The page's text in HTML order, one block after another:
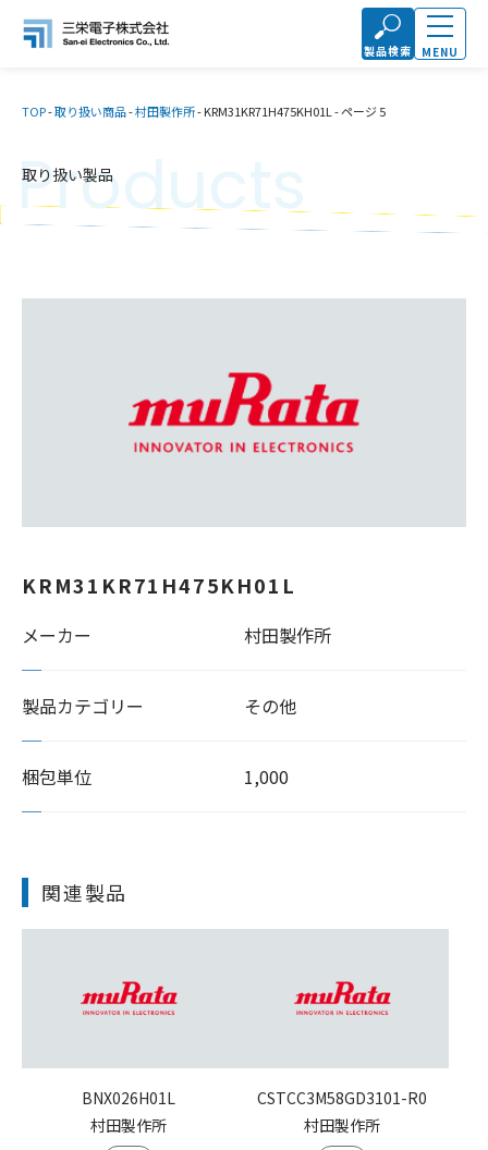
製品検索 MENU
TOP-取り扱い商品-村田製作所-KRM31KR71H475KH01L -ページ 5
取り扱い製品
Products
KRM31KR71H475KH01L
メーカー 村田製作所
製品カテゴリー その他
梱包単位 1,000
関連製品
BNX026H01L
村田製作所
CSTCC3M58GD3101-R0
村田製作所